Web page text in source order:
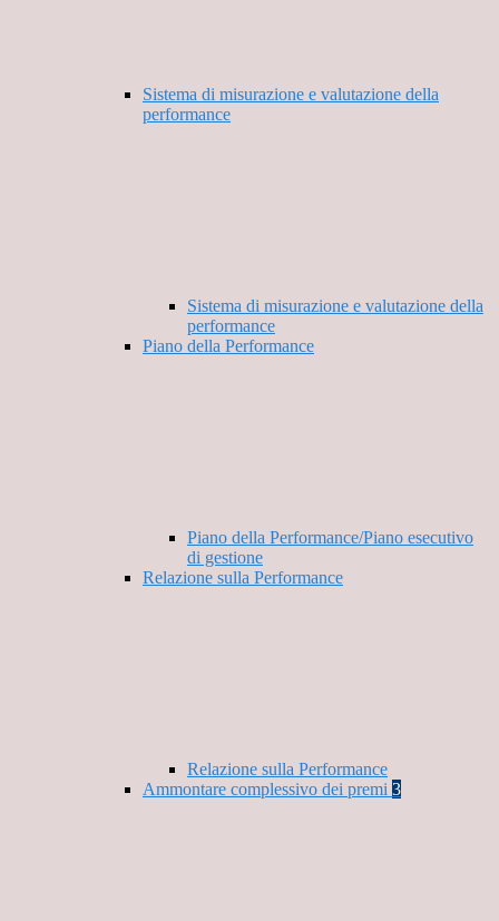
Sistema di misurazione e valutazione della
performance
Sistema di misurazione e valutazione della
performance
Piano della Performance
Piano della Performance/Piano esecutivo
di gestione
Relazione sulla Performance
Relazione sulla Performance
Ammontare complessivo dei premi 3